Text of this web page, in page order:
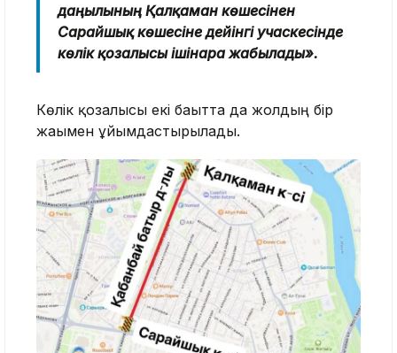
даңғылының Қалқаман көшесінен
Сарайшық көшесіне дейінгі учаскесінде
көлік қозғалысы ішінара жабылады».
Көлік қозғалысы екі бағытта да жолдың бір
жағымен ұйымдастырылады.